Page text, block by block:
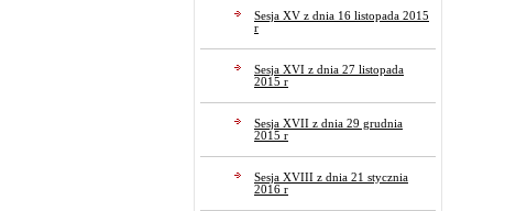
Sesja XV z dnia 16 listopada 2015
r
Sesja XVI z dnia 27 listopada
2015 r
Sesja XVII z dnia 29 grudnia
2015 r
Sesja XVIII z dnia 21 stycznia
2016 r